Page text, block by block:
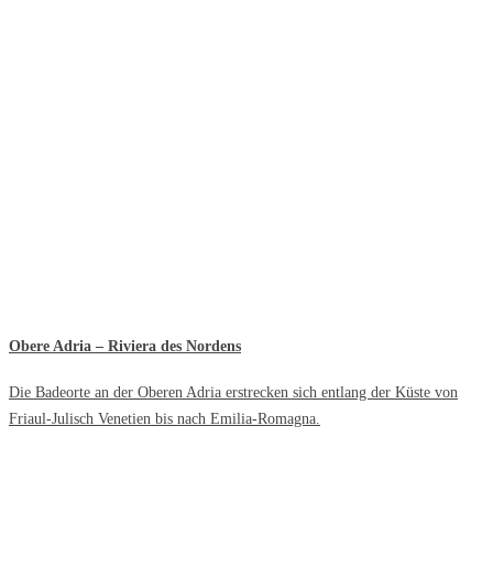
Obere Adria – Riviera des Nordens
Die Badeorte an der Oberen Adria erstrecken sich entlang der Küste von
Friaul-Julisch Venetien bis nach Emilia-Romagna.